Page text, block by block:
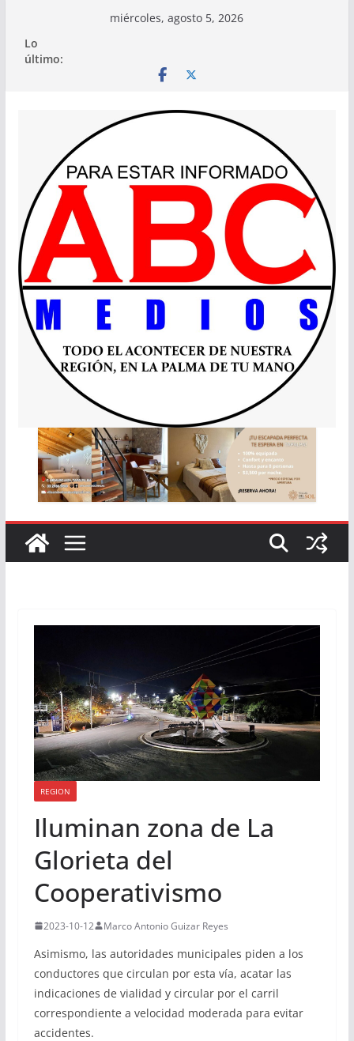
contenido
miércoles, agosto 5, 2026
Lo
último:
REGION
Iluminan zona de La
Glorieta del
Cooperativismo
2023-10-12 Marco Antonio Guizar Reyes
Asimismo, las autoridades municipales piden a los
conductores que circulan por esta vía, acatar las
indicaciones de vialidad y circular por el carril
correspondiente a velocidad moderada para evitar
accidentes.